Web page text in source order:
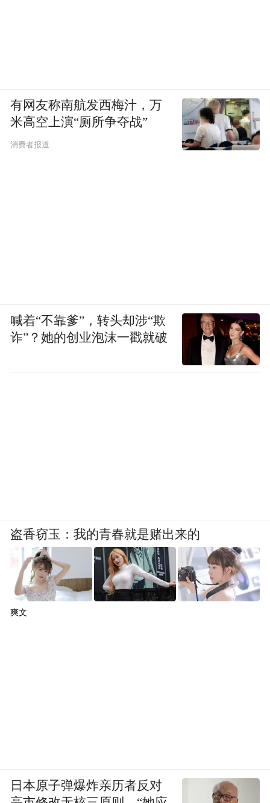
有网友称南航发西梅汁，万
米高空上演“厕所争夺战”
消费者报道
喊着“不靠爹”，转头却涉“欺
诈”？她的创业泡沫一戳就破
盗香窃玉：我的青春就是赌出来的
爽文
日本原子弹爆炸亲历者反对